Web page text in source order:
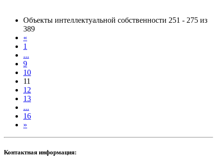
Объекты интеллектуальной собственности 251 - 275 из
389
«
1
...
9
10
11
12
13
...
16
»
Контактная информация: